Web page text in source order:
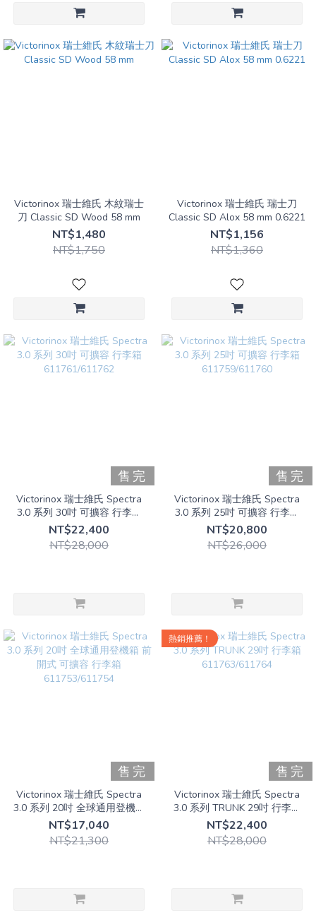
Victorinox 瑞士維氏 木紋瑞士
刀 Classic SD Wood 58 mm
NT$1,480
NT$1,750
Victorinox 瑞士維氏 瑞士刀
Classic SD Alox 58 mm 0.6221
NT$1,156
NT$1,360
售完
Victorinox 瑞士維氏 Spectra
3.0 系列 30吋 可擴容 行李箱
611761/611762
NT$22,400
NT$28,000
售完
Victorinox 瑞士維氏 Spectra
3.0 系列 25吋 可擴容 行李箱
611759/611760
NT$20,800
NT$26,000
售完
Victorinox 瑞士維氏 Spectra
3.0 系列 20吋 全球通用登機箱
前開式 可擴容 行李箱
611753/611754
NT$17,040
NT$21,300
熱銷推薦！
售完
Victorinox 瑞士維氏 Spectra
3.0 系列 TRUNK 29吋 行李箱
611763/611764
NT$22,400
NT$28,000